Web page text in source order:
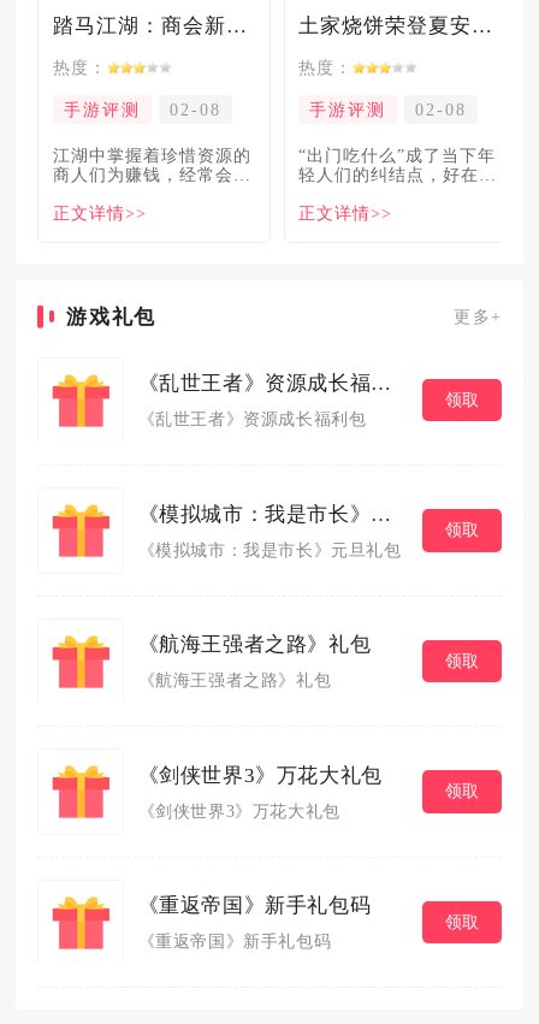
踏马江湖：商会新玩法坑惨奸商，拼多多砍一砍洗脑夏安！
热度：
手游评测 02-08
​江湖中掌握着珍惜资源的
商人们为赚钱，经常会让
倍，
正文详情>>
土家烧饼荣登夏安必吃榜？烧饼西施摇身成流量网红！
热度：
手游评测 02-08
“出门吃什么”成了当下年
轻人们的纠结点，好在美
解
正文详情>>
游戏礼包 更多+
《乱世王者》资源成长福利包
《乱世王者》资源成长福利包
领取
《模拟城市：我是市长》元旦礼包
《模拟城市：我是市长》元旦礼包
领取
《航海王强者之路》礼包
《航海王强者之路》礼包
领取
《剑侠世界3》万花大礼包
《剑侠世界3》万花大礼包
领取
《重返帝国》新手礼包码
《重返帝国》新手礼包码
领取